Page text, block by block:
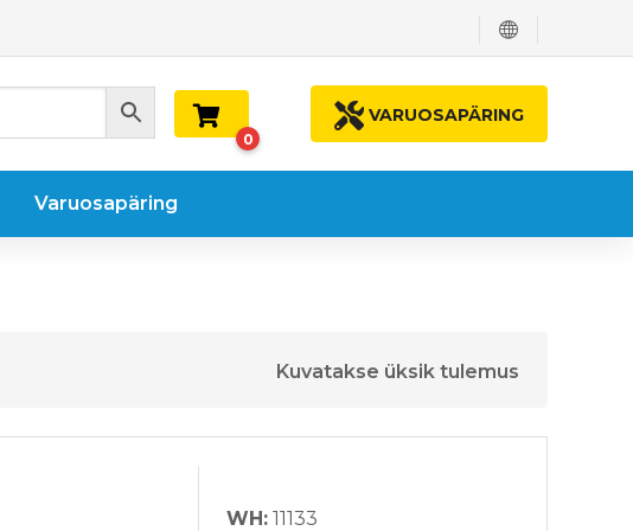
VARUOSAPÄRING
0
Varuosapäring
Kuvatakse üksik tulemus
WH: 11133